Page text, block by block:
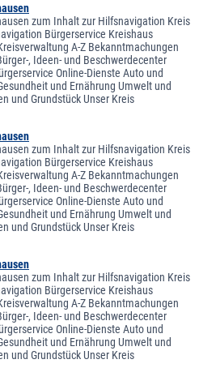
zum Inhalt zur Hilfsnavigation Kreis
Bürgerservice Kreishaus
A-Z Bekanntmachungen
, Ideen- und Beschwerdecenter
Online-Dienste Auto und
und Ernährung Umwelt und
und Grundstück Unser Kreis
zum Inhalt zur Hilfsnavigation Kreis
Bürgerservice Kreishaus
A-Z Bekanntmachungen
, Ideen- und Beschwerdecenter
Online-Dienste Auto und
und Ernährung Umwelt und
und Grundstück Unser Kreis
zum Inhalt zur Hilfsnavigation Kreis
Bürgerservice Kreishaus
A-Z Bekanntmachungen
, Ideen- und Beschwerdecenter
Online-Dienste Auto und
und Ernährung Umwelt und
und Grundstück Unser Kreis